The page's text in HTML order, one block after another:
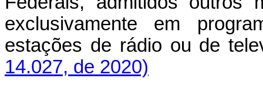
exclusivamente em
estações de rádio ou de
14.027, de 2020)